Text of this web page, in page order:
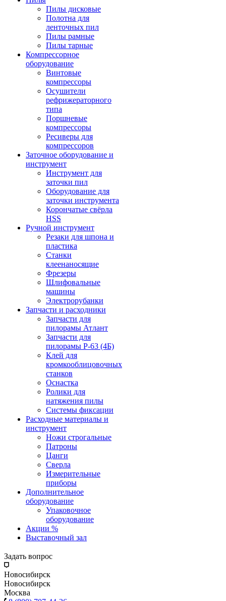
Пилы дисковые
Полотна для
ленточных пил
Пилы рамные
Пилы тарные
Компрессорное
оборудование
Винтовые
компрессоры
Осушители
рефрижераторного
типа
Поршневые
компрессоры
Ресиверы для
компрессоров
Заточное оборудование и
инструмент
Инструмент для
заточки пил
Оборудование для
заточки инструмента
Корончатые свёрла
HSS
Ручной инструмент
Резаки для шпона и
пластика
Станки
клеенаносящие
Фрезеры
Шлифовальные
машины
Электрорубанки
Запчасти и расходники
Запчасти для
пилорамы Атлант
Запчасти для
пилорамы Р-63 (4Б)
Клей для
кромкооблицовочных
станков
Оснастка
Ролики для
натяжения пилы
Системы фиксации
Расходные материалы и
инструмент
Ножи строгальные
Патроны
Цанги
Сверла
Измерительные
приборы
Дополнительное
оборудование
Упаковочное
оборудование
Акции %
Выставочный зал
Задать вопрос
Новосибирск
Новосибирск
Москва